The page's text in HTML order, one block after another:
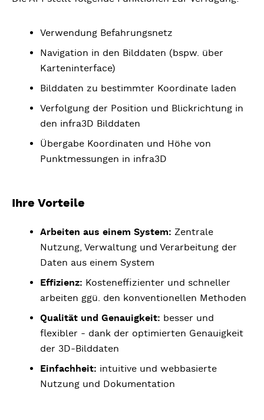
Verwendung Befahrungsnetz
Navigation in den Bilddaten (bspw. über
Karteninterface)
Bilddaten zu bestimmter Koordinate laden
Verfolgung der Position und Blickrichtung in
den infra3D Bilddaten
Übergabe Koordinaten und Höhe von
Punktmessungen in infra3D
Ihre Vorteile
Arbeiten aus einem System: Zentrale
Nutzung, Verwaltung und Verarbeitung der
Daten aus einem System
Effizienz: Kosteneffizienter und schneller
arbeiten ggü. den konventionellen Methoden
Qualität und Genauigkeit: besser und
flexibler - dank der optimierten Genauigkeit
der 3D-Bilddaten
Einfachheit: intuitive und webbasierte
Nutzung und Dokumentation